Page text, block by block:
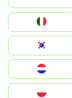
South Korea